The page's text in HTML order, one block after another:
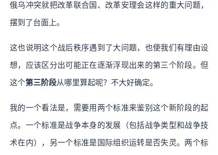
俄乌冲突就把改革联合国、改革安理会这样的重大问题，
摆到了台面上。
这也说明这个战后秩序遇到了大问题，也使我们有理由设
想，应该区分出可能正在逐渐浮现出来的第三个阶段。但
这个第三阶段从哪里算起呢？不大好确定。
我的一个看法是，需要用两个标准来鉴别这个新阶段的起
点。一个标准是战争本身的发展（包括战争类型和战争技
术在内），另一个标准是国际组织运转是否失灵。两个标